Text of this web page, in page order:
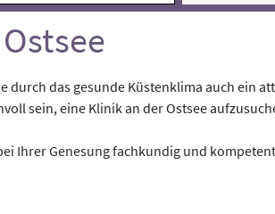
durch das gesunde Küstenklima auch ein
sein, eine Klinik an der Ostsee
Ihrer Genesung fachkundig und